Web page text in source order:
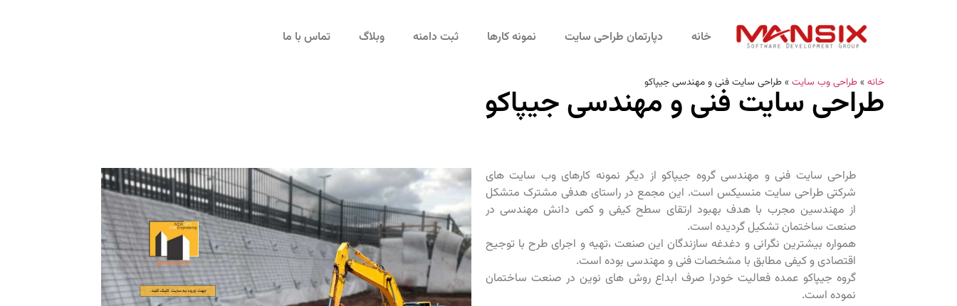
خانه دپارتمان طراحی سایت نمونه کارها ثبت دامنه وبلاگ تماس با ما
خانه »طراحی وب سایت »طراحی سایت فنی و مهندسی جیپاکو
طراحی سایت فنی و مهندسی جیپاکو
طراحی سایت فنی و مهندسی گروه جیپاکو از دیگر نمونه کارهای وب سایت های
شرکتی طراحی سایت منسیکس است. این مجمع در راستای هدفی مشترک متشکل
از مهندسین مجرب با هدف بهبود ارتقای سطح کیفی و کمی دانش مهندسی در
صنعت ساختمان تشکیل گردیده است.
همواره بیشترین نگرانی و دغدغه سازندگان این صنعت ،تهیه و اجرای طرح با توجیح
اقتصادی و کیفی مطابق با مشخصات فنی و مهندسی بوده است.
گروه جیپاکو عمده فعالیت خودرا صرف ابداع روش های نوین در صنعت ساختمان
نموده است.